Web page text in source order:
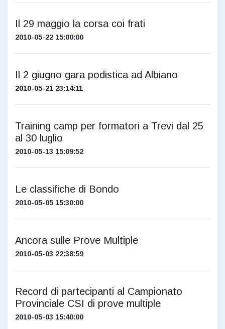
Il 29 maggio la corsa coi frati
2010-05-22 15:00:00
Il 2 giugno gara podistica ad Albiano
2010-05-21 23:14:11
Training camp per formatori a Trevi dal 25
al 30 luglio
2010-05-13 15:09:52
Le classifiche di Bondo
2010-05-05 15:30:00
Ancora sulle Prove Multiple
2010-05-03 22:38:59
Record di partecipanti al Campionato
Provinciale CSI di prove multiple
2010-05-03 15:40:00